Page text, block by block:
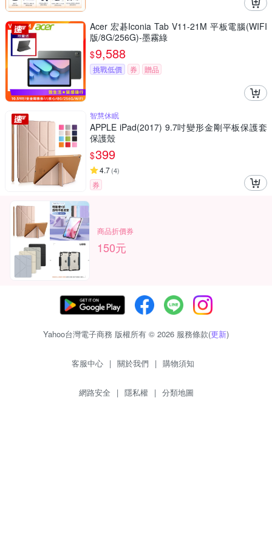
Acer 宏碁Iconia Tab V11-21M 平板電腦(WIFI
版/8G/256G)-墨霧綠
$9,588
挑戰低價 券 贈品
智慧休眠
APPLE iPad(2017) 9.7吋變形金剛平板保護套
保護殼
$399
4.7(4)
券
商品折價券
150元
Yahoo台灣電子商務 版權所有 © 2026 服務條款(更新)
客服中心 | 關於我們 | 購物須知
網路安全 | 隱私權 | 分類地圖